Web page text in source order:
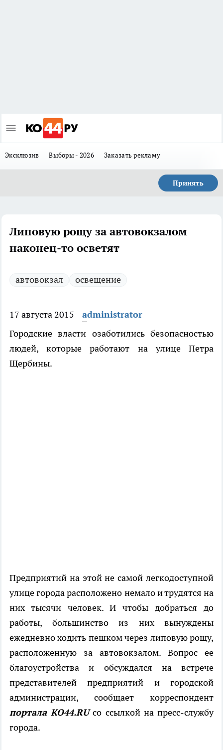
Эксклюзив Выборы - 2026 Заказать рекламу
Принять
Липовую рощу за автовокзалом
наконец-то осветят
автовокзал освещение
17 августа 2015
administrator
Городские власти озаботились безопасностью
людей, которые работают на улице Петра
Щербины.
Предприятий на этой не самой легкодоступной
улице города расположено немало и трудятся на
них тысячи человек. И чтобы добраться до
работы, большинство из них вынуждены
ежедневно ходить пешком через липовую рощу,
расположенную за автовокзалом. Вопрос ее
благоустройства и обсуждался на встрече
представителей предприятий и городской
администрации, сообщает корреспондент
портала КО44.RUсо ссылкой на пресс-службу
города.